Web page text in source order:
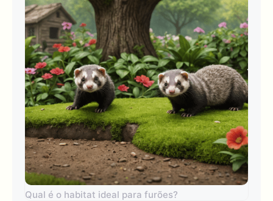
Qual é o habitat ideal para furões?